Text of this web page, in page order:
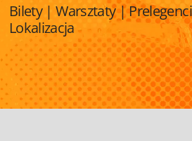
Bilety|Warsztaty|Prelegenci
Lokalizacja